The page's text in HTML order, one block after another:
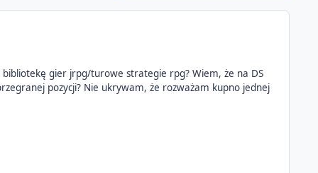
gier jrpg/turowe strategie rpg? Wiem, że na DS
pozycji? Nie ukrywam, że rozważam kupno jednej